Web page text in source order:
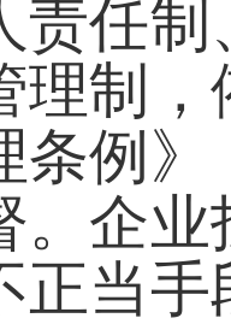
责任
理制，
条例》
。企业
正当手